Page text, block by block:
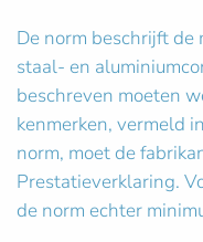
De norm beschrijft
staal- en
beschreven moeten
kenmerken, vermeld
norm, moet de
Prestatieverklaring.
de norm echter